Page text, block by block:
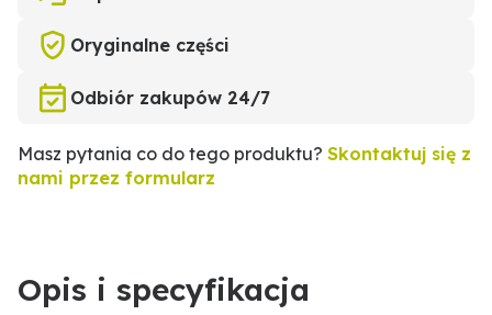
Oryginalne części
Odbiór zakupów 24/7
Masz pytania co do tego produktu? Skontaktuj się z
nami przez formularz
Opis i specyfikacja